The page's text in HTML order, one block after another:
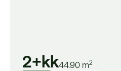
2+kk44.90 m2